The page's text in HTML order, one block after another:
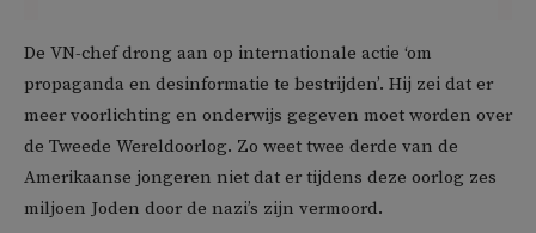
De VN-chef drong aan op internationale actie ‘om
propaganda en desinformatie te bestrijden’. Hij zei dat er
meer voorlichting en onderwijs gegeven moet worden over
de Tweede Wereldoorlog. Zo weet twee derde van de
Amerikaanse jongeren niet dat er tijdens deze oorlog zes
miljoen Joden door de nazi’s zijn vermoord.